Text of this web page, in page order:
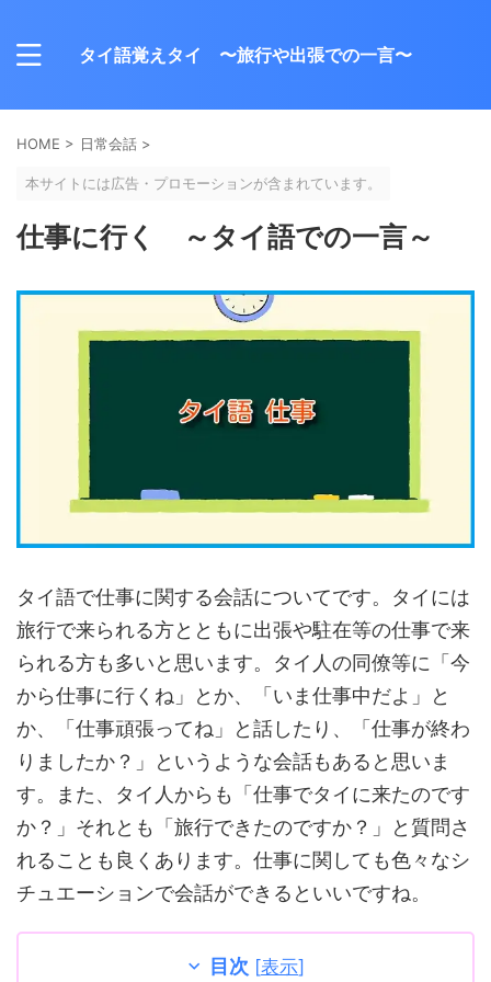
タイ語覚えタイ 〜旅行や出張での一言〜
HOME > 日常会話 >
本サイトには広告・プロモーションが含まれています。
仕事に行く ～タイ語での一言～
タイ語で仕事に関する会話についてです。タイには
旅行で来られる方とともに出張や駐在等の仕事で来
られる方も多いと思います。タイ人の同僚等に「今
から仕事に行くね」とか、「いま仕事中だよ」と
か、「仕事頑張ってね」と話したり、「仕事が終わ
りましたか？」というような会話もあると思いま
す。また、タイ人からも「仕事でタイに来たのです
か？」それとも「旅行できたのですか？」と質問さ
れることも良くあります。仕事に関しても色々なシ
チュエーションで会話ができるといいですね。
目次 [表示]